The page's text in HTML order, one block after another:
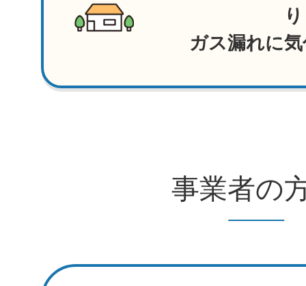
り
ガス漏れに
事業者の